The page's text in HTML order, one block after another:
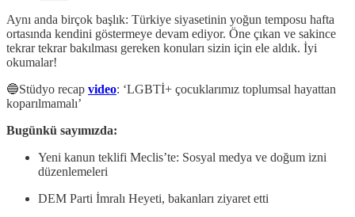
Aynı anda birçok başlık: Türkiye siyasetinin yoğun temposu hafta
ortasında kendini göstermeye devam ediyor. Öne çıkan ve sakince
tekrar tekrar bakılması gereken konuları sizin için ele aldık. İyi
okumalar!
🔵Stüdyo recap video: ‘LGBTİ+ çocuklarımız toplumsal hayattan
koparılmamalı’
Bugünkü sayımızda:
Yeni kanun teklifi Meclis’te: Sosyal medya ve doğum izni
düzenlemeleri
DEM Parti İmralı Heyeti, bakanları ziyaret etti